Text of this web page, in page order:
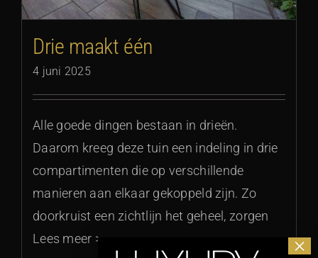
Drie maakt één
4 juni 2025
Alle goede dingen bestaan in drieën.
Daarom kreeg deze tuin een indeling in drie
compartimenten die op verschillende
manieren aan elkaar gekoppeld zijn. Zo
doorkruist een zichtlijn het geheel, zorgen
Lees meer >